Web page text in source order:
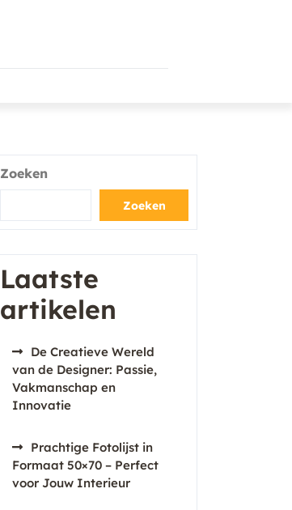
Zoeken
Zoeken
Laatste
artikelen
De Creatieve Wereld
van de Designer: Passie,
Vakmanschap en
Innovatie
Prachtige Fotolijst in
Formaat 50×70 – Perfect
voor Jouw Interieur